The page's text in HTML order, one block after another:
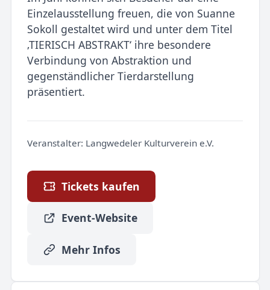
Einzelausstellung freuen, die von Suanne
Sokoll gestaltet wird und unter dem Titel
‚TIERISCH ABSTRAKT‘ ihre besondere
Verbindung von Abstraktion und
gegenständlicher Tierdarstellung
präsentiert.
Veranstalter: Langwedeler Kulturverein e.V.
Tickets kaufen
Event-Website
Mehr Infos